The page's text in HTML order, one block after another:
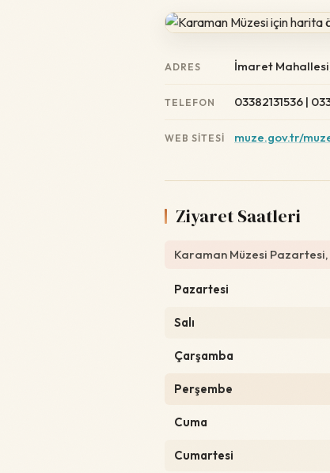
ADRES İmaret
TELEFON 03382131536 |
WEB SITESI muze.gov.tr/
Ziyaret Saatleri
Karaman Müzesi
Pazartesi
Salı
Çarşamba
Perşembe
Cuma
Cumartesi